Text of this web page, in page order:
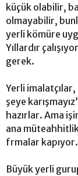
küçük olabilir,
olmayabilir,
yerli kömüre
Yıllardır
gerek.
Yerli
şeye
hazırlar. Ama
ana
frmalar kapıyor.
Büyük yerli